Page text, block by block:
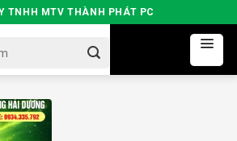
TNHH MTV THÀNH PHÁT PC